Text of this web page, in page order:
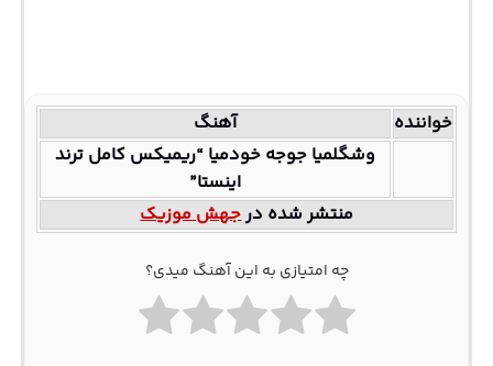
خواننده
آهنگ
وشگلمیا جوجه خودمیا “ریمیکس کامل ترند
اینستا”
منتشر شده درجهش موزیک
چه امتیازی به این آهنگ میدی؟